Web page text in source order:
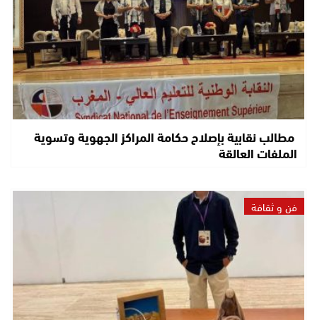
مطالب نقابية بإصلاح حكامة المراكز الجهوية وتسوية
الملفات العالقة
فن و ثقافة